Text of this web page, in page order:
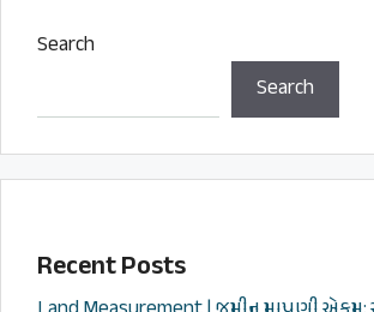
Search
Search
Recent Posts